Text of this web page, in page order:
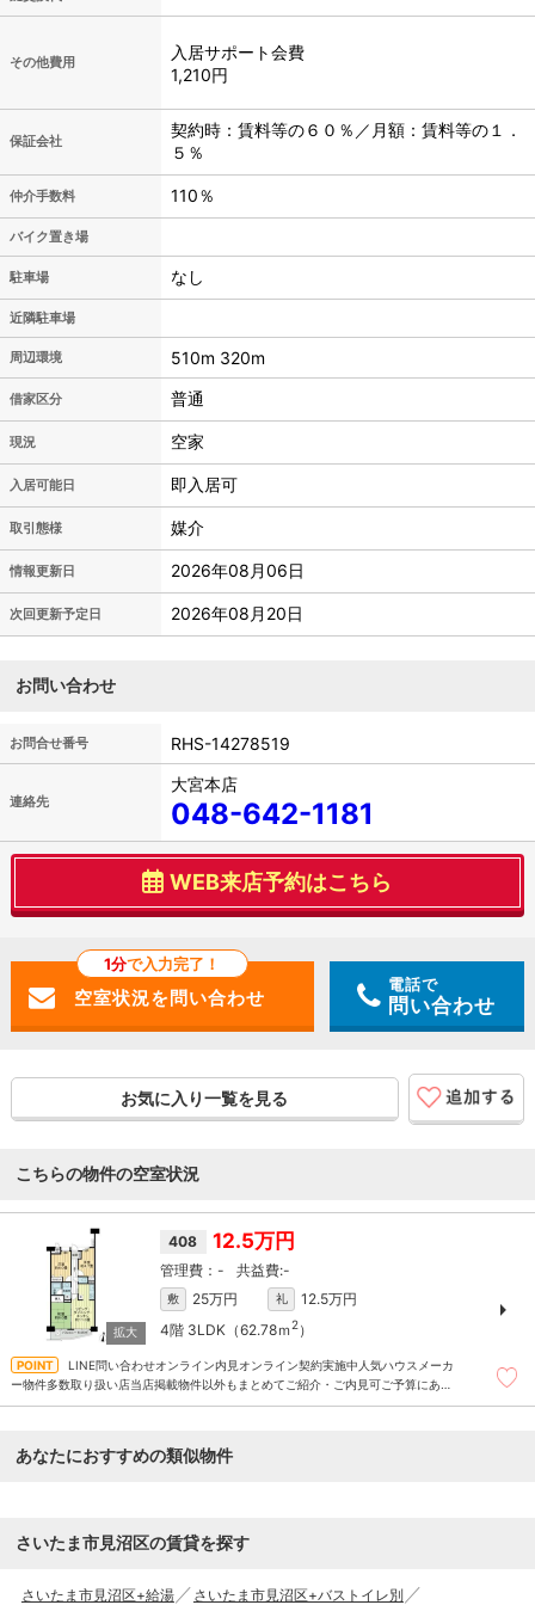
その他費用
入居サポート会費
1,210円
保証会社
契約時：賃料等の６０％／月額：賃料等の１．
５％
仲介手数料 110％
バイク置き場
駐車場 なし
近隣駐車場
周辺環境 510m 320m
借家区分 普通
現況 空家
入居可能日 即入居可
取引態様 媒介
情報更新日 2026年08月06日
次回更新予定日 2026年08月20日
お問い合わせ
お問合せ番号 RHS-14278519
連絡先
大宮本店
048-642-1181
WEB来店予約はこちら
1分で入力完了！
電話で
問い合わせ
お気に入り一覧を見る
こちらの物件の空室状況
408 12.5万円
- -
敷 25万円 礼
12.5万円
4階 3LDK（62.78ｍ 2）
LINE問い合わせオンライン内見オンライン契約実施中人気ハウスメーカ
ー物件多数取り扱い店当店掲載物件以外もまとめてご紹介・ご内見可ご予算にあっ
あなたにおすすめの類似物件
さいたま市見沼区の賃貸を探す
さいたま市見沼区+給湯
さいたま市見沼区+バストイレ別